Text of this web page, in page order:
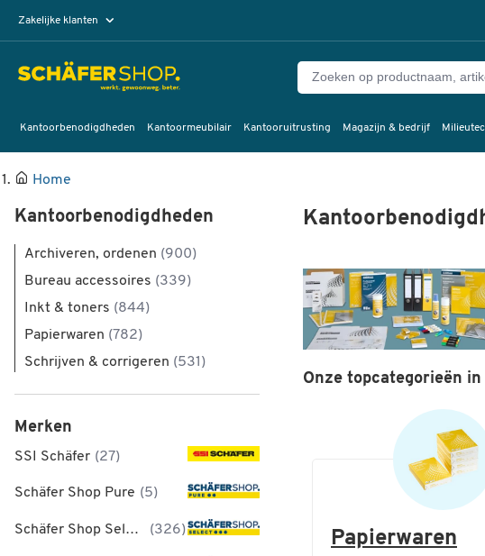
Zakelijke klanten
Kantoorbenodigdheden Kantoormeubilair Kantooruitrusting Magazijn & bedrijf
Home
Kantoorbenodigdheden
Archiveren, ordenen (900)
Bureau accessoires (339)
Inkt & toners (844)
Papierwaren (782)
Schrijven & corrigeren (531)
Merken
SSI Schäfer (27)
Schäfer Shop Pure (5)
Schäfer Shop Select (326)
Onze topcategorieën in
Papierwaren